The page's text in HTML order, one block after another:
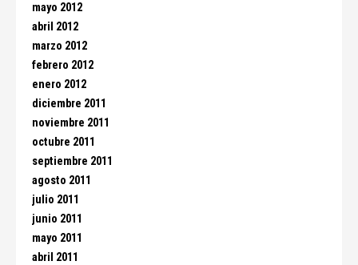
mayo 2012
abril 2012
marzo 2012
febrero 2012
enero 2012
diciembre 2011
noviembre 2011
octubre 2011
septiembre 2011
agosto 2011
julio 2011
junio 2011
mayo 2011
abril 2011